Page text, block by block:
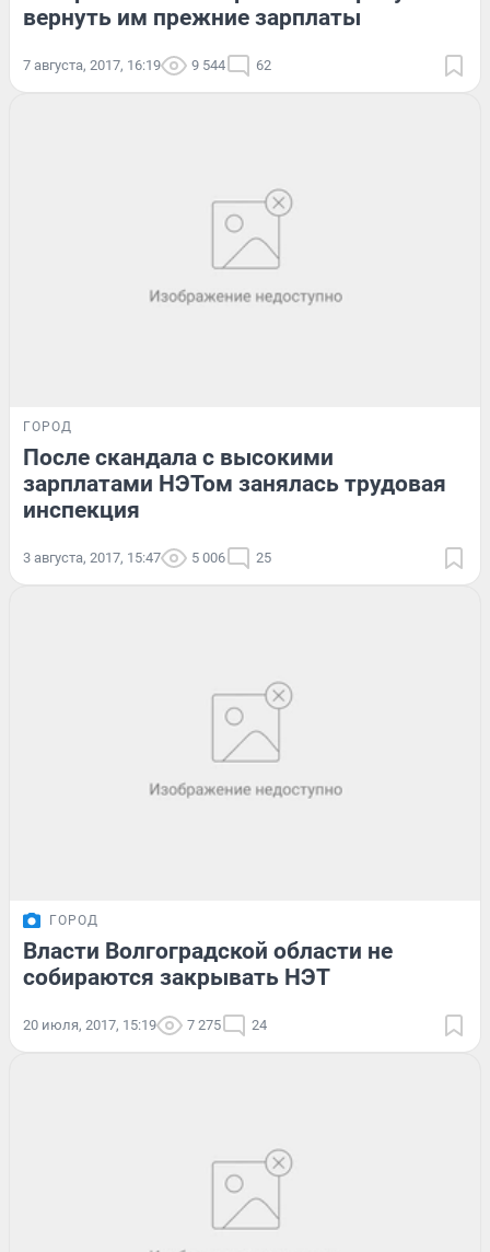
вернуть им прежние зарплаты
7 августа, 2017, 16:19 9 544 62
ГОРОД
После скандала с высокими
зарплатами НЭТом занялась трудовая
инспекция
3 августа, 2017, 15:47 5 006 25
ГОРОД
Власти Волгоградской области не
собираются закрывать НЭТ
20 июля, 2017, 15:19 7 275 24